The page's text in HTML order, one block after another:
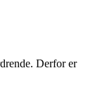
Derfor er